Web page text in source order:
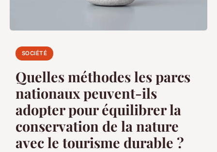
SOCIÉTÉ
Quelles méthodes les parcs
nationaux peuvent-ils
adopter pour équilibrer la
conservation de la nature
avec le tourisme durable ?